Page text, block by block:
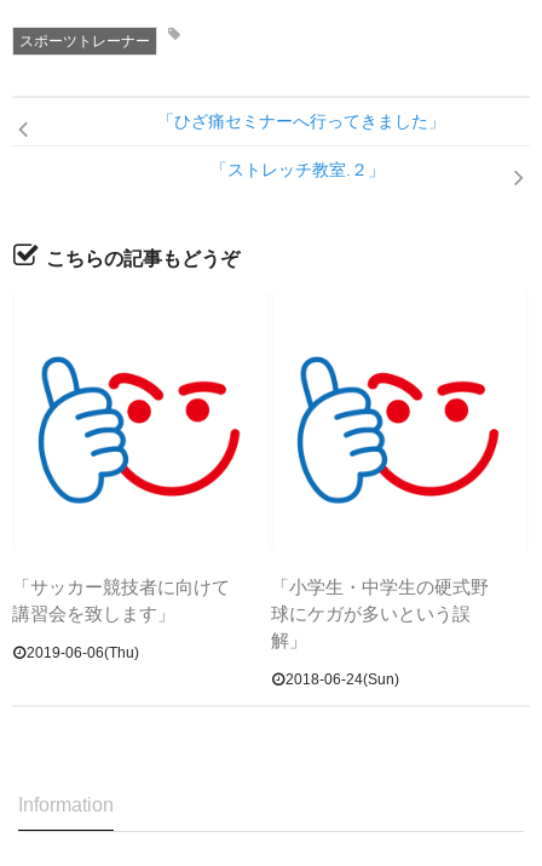
スポーツトレーナー
「ひざ痛セミナーへ行ってきました」
「ストレッチ教室.２」
こちらの記事もどうぞ
「サッカー競技者に向けて
講習会を致します」
2019-06-06(Thu)
「小学生・中学生の硬式野
球にケガが多いという誤
解」
2018-06-24(Sun)
Information